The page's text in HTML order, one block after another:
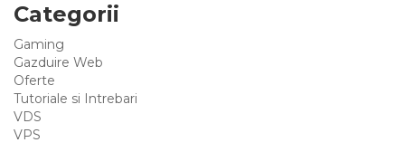
Categorii
Gaming
Gazduire Web
Oferte
Tutoriale si Intrebari
VDS
VPS